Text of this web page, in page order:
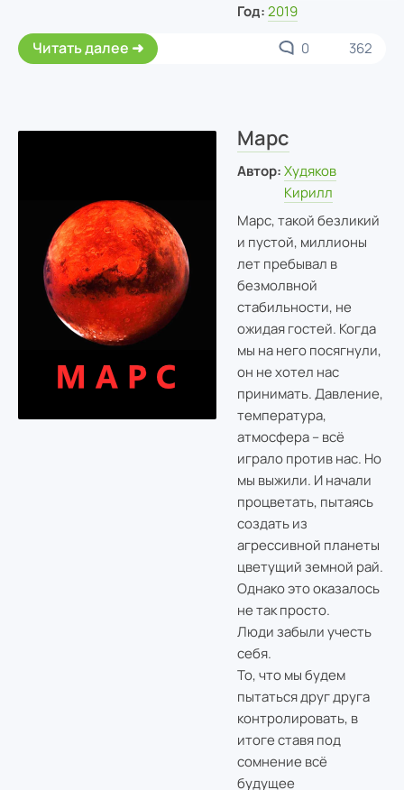
Год: 2019
Читать далее 0 362
Марс
Автор: Худяков
Кирилл
Марс, такой безликий
и пустой, миллионы
лет пребывал в
безмолвной
стабильности, не
ожидая гостей. Когда
мы на него посягнули,
он не хотел нас
принимать. Давление,
температура,
атмосфера – всё
играло против нас. Но
мы выжили. И начали
процветать, пытаясь
создать из
агрессивной планеты
цветущий земной рай.
Однако это оказалось
не так просто.
Люди забыли учесть
себя.
То, что мы будем
пытаться друг друга
контролировать, в
итоге ставя под
сомнение всё
будущее